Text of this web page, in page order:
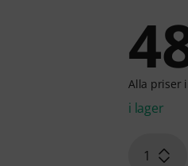
Alla priser
i lager
1